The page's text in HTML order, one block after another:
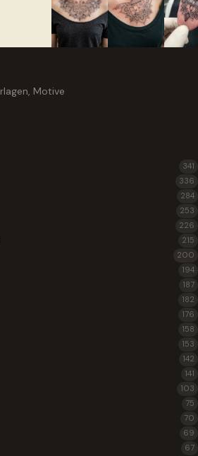
Motive
341
336
284
253
226
215
200
194
187
182
176
158
153
142
141
103
75
70
69
67